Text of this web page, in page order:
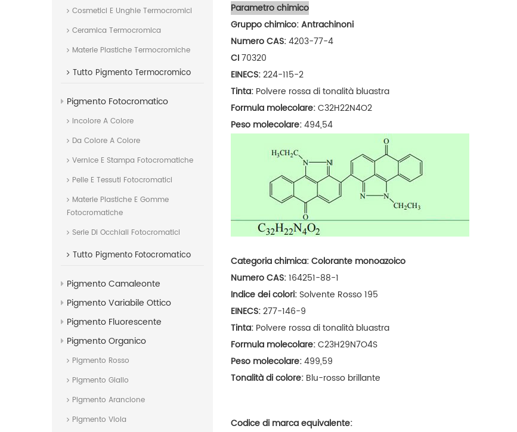
Parametro chimico
Gruppo chimico:Antrachinoni
Numero CAS:4203-77-4
CI70320
EINECS:224-115-2
Tinta: Polvere rossa di tonalità bluastra
Formula molecolare:C32H22N4O2
Peso molecolare:494,54
Categoria chimica:Colorante monoazoico
Numero CAS:164251-88-1
Indice dei colori: Solvente Rosso 195
EINECS:277-146-9
Tinta: Polvere rossa di tonalità bluastra
Formula molecolare:C23H29N7O4S
Peso molecolare:499,59
Tonalità di colore: Blu-rosso brillante
Codice di marca equivalente:
Cosmetici E Unghie Termocromici
Ceramica Termocromica
Materie Plastiche Termocromiche
Tutto Pigmento Termocromico
Pigmento Fotocromatico
Incolore A Colore
Da Colore A Colore
Vernice E Stampa Fotocromatiche
Pelle E Tessuti Fotocromatici
Materie Plastiche E Gomme
Fotocromatiche
Serie Di Occhiali Fotocromatici
Tutto Pigmento Fotocromatico
Pigmento Camaleonte
Pigmento Variabile Ottico
Pigmento Fluorescente
Pigmento Organico
Pigmento Rosso
Pigmento Giallo
Pigmento Arancione
Pigmento Viola